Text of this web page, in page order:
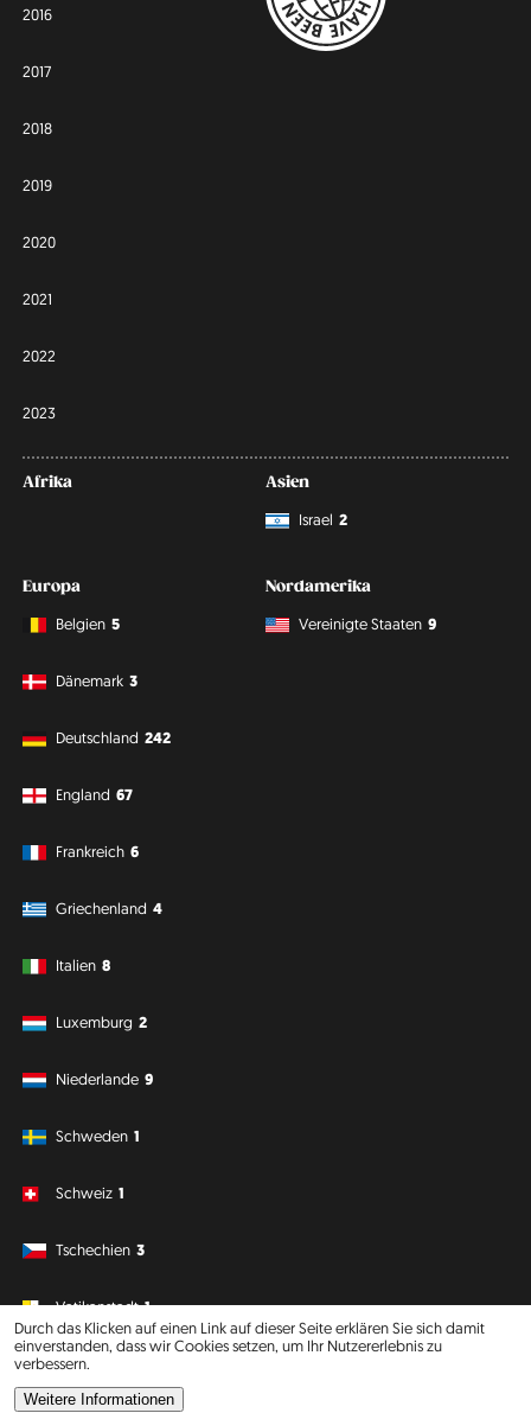
Durch das Klicken auf einen Link auf dieser Seite erklären Sie sich damit
einverstanden, dass wir Cookies setzen, um Ihr Nutzererlebnis zu
verbessern.
Weitere Informationen
2016
2017
2018
2019
2020
2021
2022
2023
Afrika
Asien
Israel 2
Europa
Belgien 5
Dänemark 3
Deutschland 242
England 67
Frankreich 6
Griechenland 4
Italien 8
Luxemburg 2
Niederlande 9
Schweden 1
Schweiz 1
Tschechien 3
Vatikanstadt 1
Nordamerika
Vereinigte Staaten 9
Südamerika
Philipp J. Conrad ·